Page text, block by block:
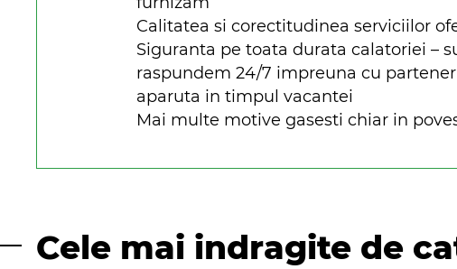
Calitatea si corectitudinea serviciilor
Siguranta pe toata durata calatoriei –
raspundem 24/7 impreuna cu
aparuta in timpul vacantei
Mai multe motive gasesti chiar in
Cele mai indragite de